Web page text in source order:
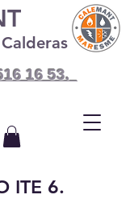
16 53.
ITE 6.